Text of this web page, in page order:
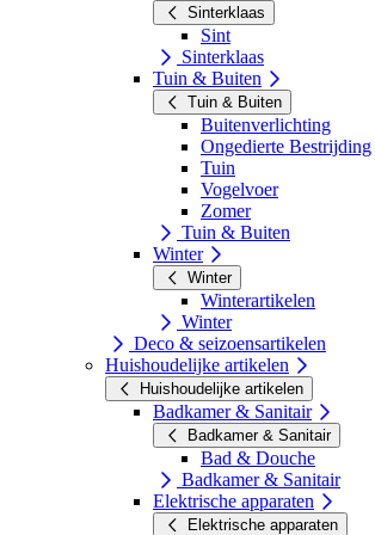
Sinterklaas
Sint
Sinterklaas
Tuin & Buiten
Tuin & Buiten
Buitenverlichting
Ongedierte Bestrijding
Tuin
Vogelvoer
Zomer
Tuin & Buiten
Winter
Winter
Winterartikelen
Winter
Deco & seizoensartikelen
Huishoudelijke artikelen
Huishoudelijke artikelen
Badkamer & Sanitair
Badkamer & Sanitair
Bad & Douche
Badkamer & Sanitair
Elektrische apparaten
Elektrische apparaten